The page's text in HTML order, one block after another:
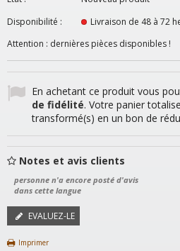
Disponibilité :
Livraison de 48 à 72
Attention : dernières pièces disponibles !
En achetant ce produit vous
de fidélité. Votre panier
transformé(s) en un bon de
Notes et avis clients
personne n'a encore posté d'avis
dans cette langue
EVALUEZ-LE
Imprimer